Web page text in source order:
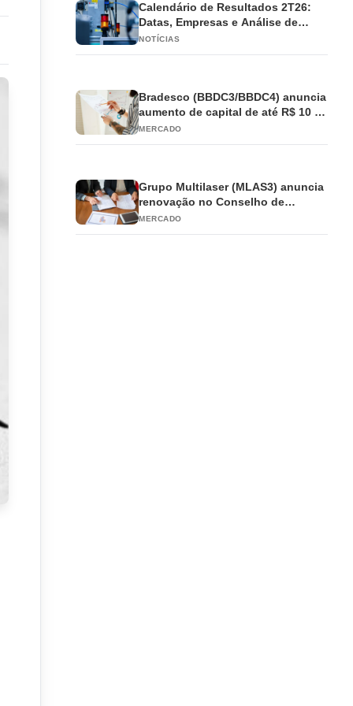
Calendário de Resultados 2T26:
Datas, Empresas e Análise de
Impacto
NOTÍCIAS
Bradesco (BBDC3/BBDC4) anuncia
aumento de capital de até R$ 10 bi
e antecipa JCP
MERCADO
Grupo Multilaser (MLAS3) anuncia
renovação no Conselho de
Administração
MERCADO